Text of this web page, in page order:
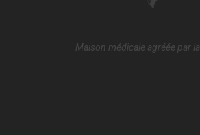
Maison médicale agréée par la